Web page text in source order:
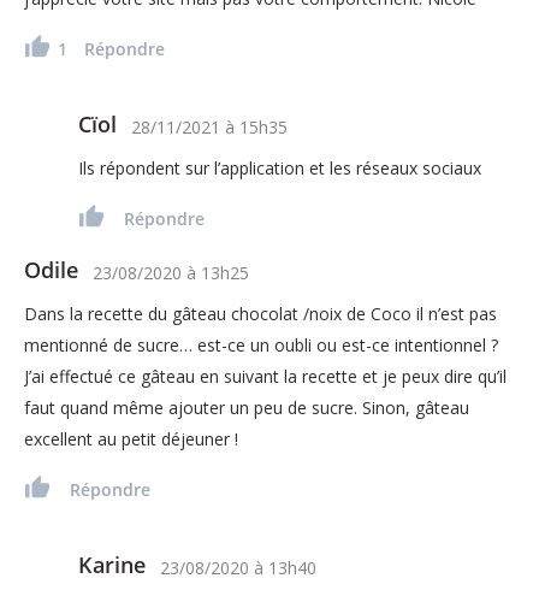
1 Répondre
Cïol 28/11/2021 à 15h35
Ils répondent sur l’application et les réseaux sociaux
Répondre
Odile 23/08/2020 à 13h25
Dans la recette du gâteau chocolat /noix de Coco il n’est pas
mentionné de sucre… est-ce un oubli ou est-ce intentionnel ?
J’ai effectué ce gâteau en suivant la recette et je peux dire qu’il
faut quand même ajouter un peu de sucre. Sinon, gâteau
excellent au petit déjeuner !
Répondre
Karine 23/08/2020 à 13h40